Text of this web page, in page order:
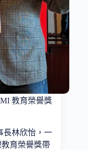
教育榮譽獎
長林欣怡，一
育榮譽獎帶